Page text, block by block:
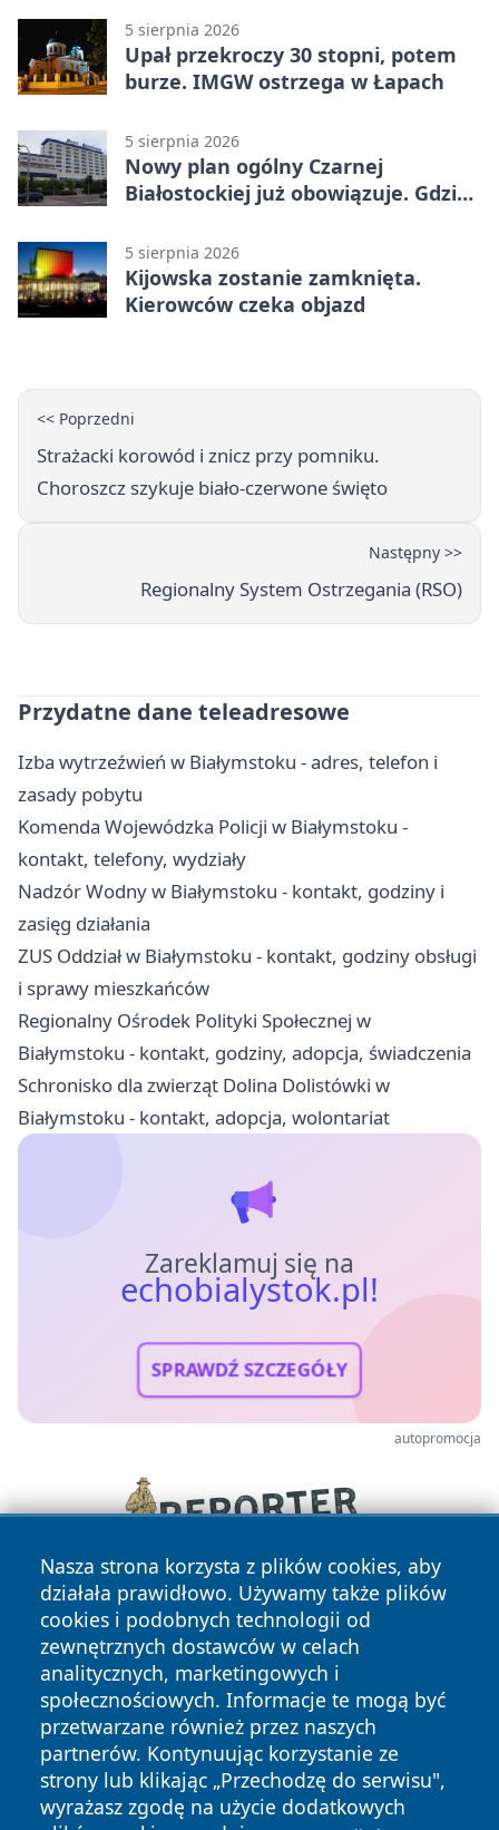
5 sierpnia 2026
Upał przekroczy 30 stopni, potem
burze. IMGW ostrzega w Łapach
5 sierpnia 2026
Nowy plan ogólny Czarnej
Białostockiej już obowiązuje. Gdzie
5 sierpnia 2026
Kijowska zostanie zamknięta.
Kierowców czeka objazd
<< Poprzedni
Strażacki korowód i znicz przy pomniku.
Choroszcz szykuje biało-czerwone święto
Następny >>
Regionalny System Ostrzegania (RSO)
Przydatne dane teleadresowe
Izba wytrzeźwień w Białymstoku - adres, telefon i
zasady pobytu
Komenda Wojewódzka Policji w Białymstoku -
kontakt, telefony, wydziały
Nadzór Wodny w Białymstoku - kontakt, godziny i
zasięg działania
ZUS Oddział w Białymstoku - kontakt, godziny obsługi
i sprawy mieszkańców
Regionalny Ośrodek Polityki Społecznej w
Białymstoku - kontakt, godziny, adopcja, świadczenia
Schronisko dla zwierząt Dolina Dolistówki w
Białymstoku - kontakt, adopcja, wolontariat
Zareklamuj się na
echobialystok.pl!
SPRAWDŹ SZCZEGÓŁY
autopromocja
Nasza strona korzysta z plików cookies, aby
działała prawidłowo. Używamy także plików
cookies i podobnych technologii od
zewnętrznych dostawców w celach
analitycznych, marketingowych i
społecznościowych. Informacje te mogą być
przetwarzane również przez naszych
partnerów. Kontynuując korzystanie ze
strony lub klikając „Przechodzę do serwisu",
wyrażasz zgodę na użycie dodatkowych
Copyright © 2026 echobialystok.pl Wszystkie prawa
zastrzeżone.